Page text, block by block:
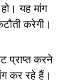
यह मांग
करेगी।
प्राप्त करने
कर रहे हैं।